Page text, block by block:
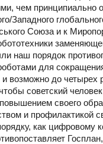
чем принципиально
Западного
Союза и к
наш порядок
для
и возможно до четырех
советский
своего
и профилактикой
как цифровому